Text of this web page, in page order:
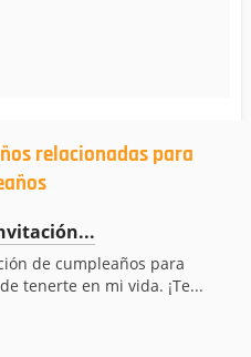
relacionadas para
de cumpleaños para
tenerte en mi vida. ¡Te...